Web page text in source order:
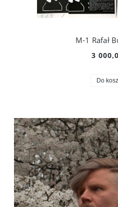
M-1 Rafał
3
Do